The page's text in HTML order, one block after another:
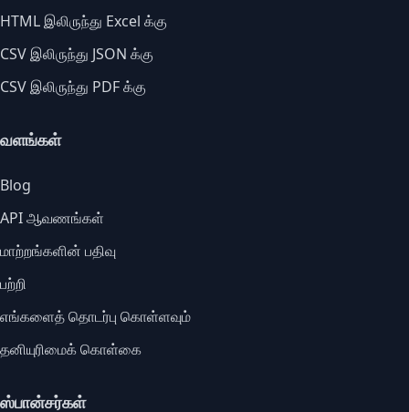
HTML இலிருந்து Excel க்கு
CSV இலிருந்து JSON க்கு
CSV இலிருந்து PDF க்கு
வளங்கள்
Blog
API ஆவணங்கள்
மாற்றங்களின் பதிவு
பற்றி
எங்களைத் தொடர்பு கொள்ளவும்
தனியுரிமைக் கொள்கை
ஸ்பான்சர்கள்